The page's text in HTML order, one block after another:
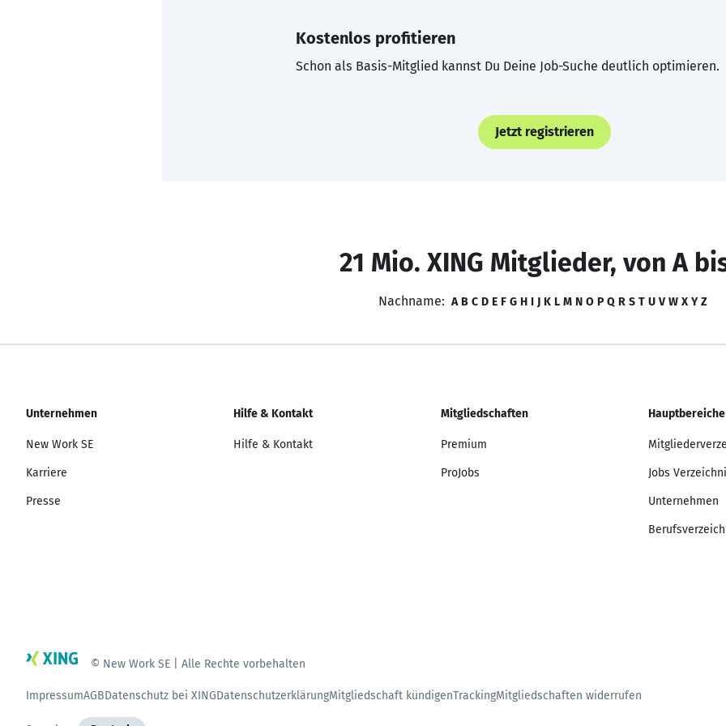
Kostenlos profitieren
Schon als Basis-Mitglied kannst Du Deine Job-Suche deutlich optimieren.
Jetzt registrieren
21 Mio. XING Mitglieder, von A
Nachname: A B C D E F G H I J K L M N O P Q R S T U V W X Y Z
Unternehmen
New Work SE
Karriere
Presse
Hilfe & Kontakt
Hilfe & Kontakt
Mitgliedschaften
Premium
ProJobs
Hauptbereiche
Jobs
Unternehmen
© New Work SE | Alle Rechte vorbehalten
ImpressumAGBDatenschutz bei XINGDatenschutzerklärungMitgliedschaft kündigenTrackingMitgliedschaften widerrufen